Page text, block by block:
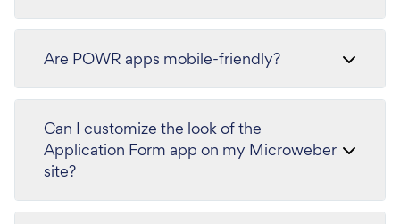
Are POWR apps mobile-friendly?
Can I customize the look of the
Application Form app on my Microweber
site?